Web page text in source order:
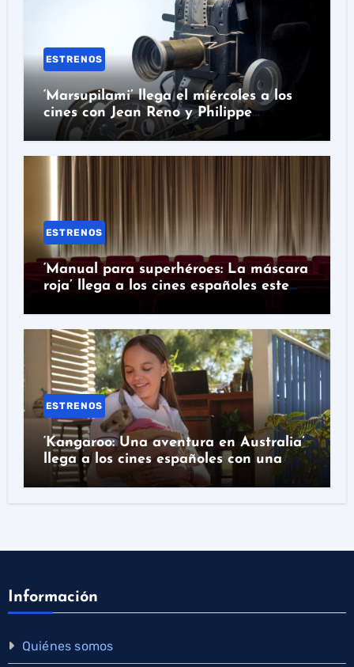
ESTRENOS
‘Marsupilami’ llega el miércoles a los
cines con Jean Reno y Philippe
Lacheau
ESTRENOS
‘Manual para superhéroes: La máscara
roja’ llega a los cines españoles este
ESTRENOS
‘Kangaroo: Una aventura en Australia’
llega a los cines españoles con una
historia real detrás
Información
Quiénes somos